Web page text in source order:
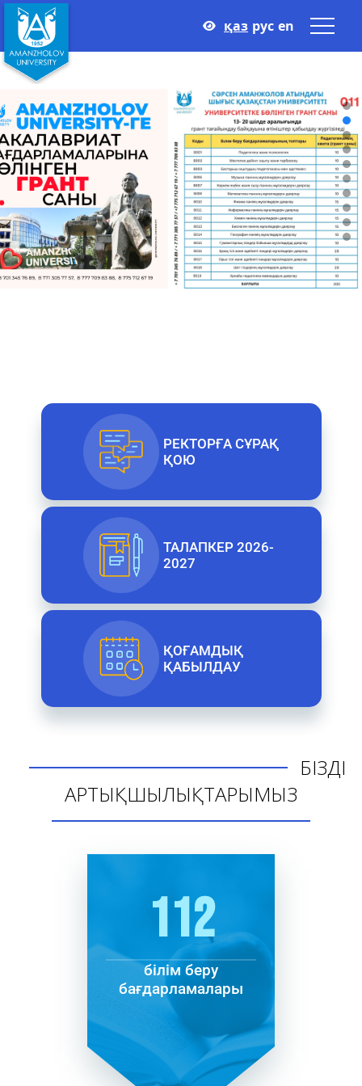
қаз рус en
РЕКТОРҒА СҰРАҚ
ҚОЮ
ТАЛАПКЕР 2026-
2027
ҚОҒАМДЫҚ
ҚАБЫЛДАУ
БІЗДІҢ
АРТЫҚШЫЛЫҚТАРЫМЫЗ
112
білім беру
бағдарламалары